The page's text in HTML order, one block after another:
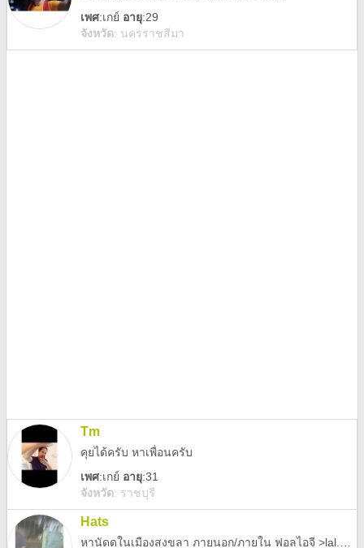
เพศ:เกย์ อายุ:29
จังหวัด: นครราชสีมา
Tm
คุยได้ครับ หาเพื่อนครับ
เพศ:เกย์ อายุ:31
จังหวัด: ราชบุรี
Hats